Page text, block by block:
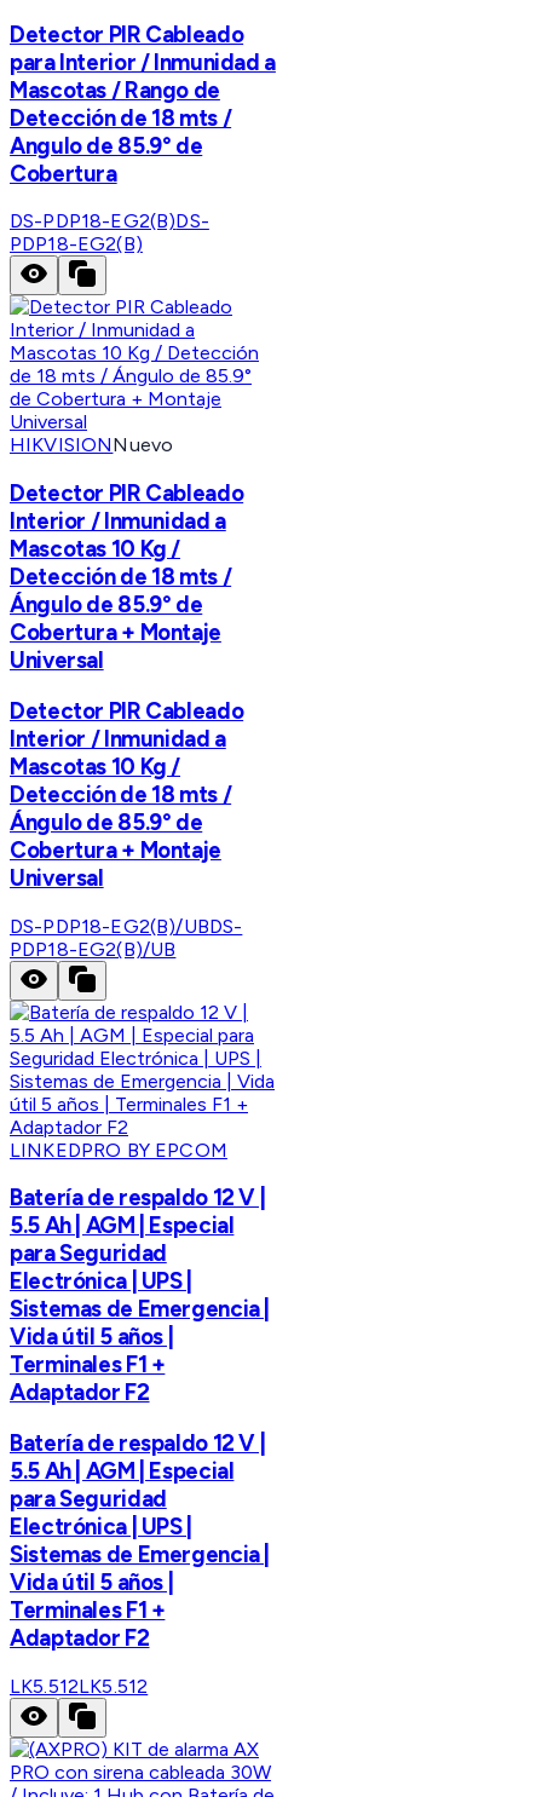
Detector PIR Cableado
para Interior / Inmunidad a
Mascotas / Rango de
Detección de 18 mts /
Angulo de 85.9° de
Cobertura
DS-PDP18-EG2(B)DS-
PDP18-EG2(B)
HIKVISIONNuevo
Detector PIR Cableado
Interior / Inmunidad a
Mascotas 10 Kg /
Detección de 18 mts /
Ángulo de 85.9° de
Cobertura + Montaje
Universal
Detector PIR Cableado
Interior / Inmunidad a
Mascotas 10 Kg /
Detección de 18 mts /
Ángulo de 85.9° de
Cobertura + Montaje
Universal
DS-PDP18-EG2(B)/UBDS-
PDP18-EG2(B)/UB
LINKEDPRO BY EPCOM
Batería de respaldo 12 V |
5.5 Ah | AGM | Especial
para Seguridad
Electrónica | UPS |
Sistemas de Emergencia |
Vida útil 5 años |
Terminales F1 +
Adaptador F2
Batería de respaldo 12 V |
5.5 Ah | AGM | Especial
para Seguridad
Electrónica | UPS |
Sistemas de Emergencia |
Vida útil 5 años |
Terminales F1 +
Adaptador F2
LK5.512LK5.512